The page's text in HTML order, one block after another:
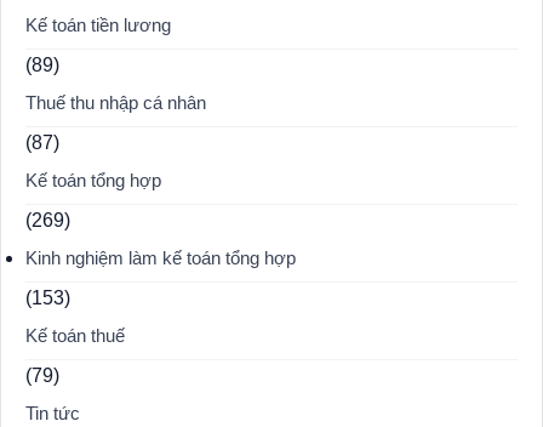
Kế toán tiền lương
(89)
Thuế thu nhập cá nhân
(87)
Kế toán tổng hợp
(269)
Kinh nghiệm làm kế toán tổng hợp
(153)
Kế toán thuế
(79)
Tin tức